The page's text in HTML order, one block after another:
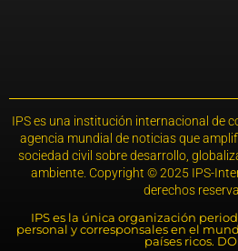
IPS es una institución internacional de
agencia mundial de noticias que
sociedad civil sobre desarrollo,
ambiente. Copyright © 2025 IPS-
derechos
IPS es la única organización
personal y corresponsales en el
países ricos.